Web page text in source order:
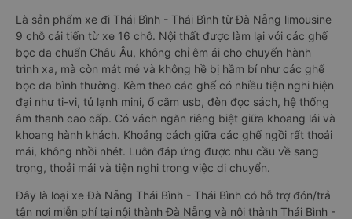
Là sản phẩm xe đi Thái Bình - Thái Bình từ Đà Nẵng limousine
9 chỗ cải tiến từ xe 16 chỗ. Nội thất được làm lại với các ghế
bọc da chuẩn Châu Âu, không chỉ êm ái cho chuyến hành
trình xa, mà còn mát mẻ và không hề bị hầm bí như các ghế
bọc da bình thường. Kèm theo các ghế có nhiều tiện nghi hiện
đại như ti-vi, tủ lạnh mini, ổ cắm usb, đèn đọc sách, hệ thống
âm thanh cao cấp. Có vách ngăn riêng biệt giữa khoang lái và
khoang hành khách. Khoảng cách giữa các ghế ngồi rất thoải
mái, không nhồi nhét. Luôn đáp ứng được nhu cầu về sang
trọng, thoải mái và tiện nghi trong việc di chuyển.
Đây là loại xe Đà Nẵng Thái Bình - Thái Bình có hỗ trợ đón/trả
tận nơi miễn phí tại nội thành Đà Nẵng và nội thành Thái Bình -